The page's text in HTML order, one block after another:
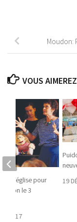
Moudon:
VOUS
19
de l’église pour
le 3
2017